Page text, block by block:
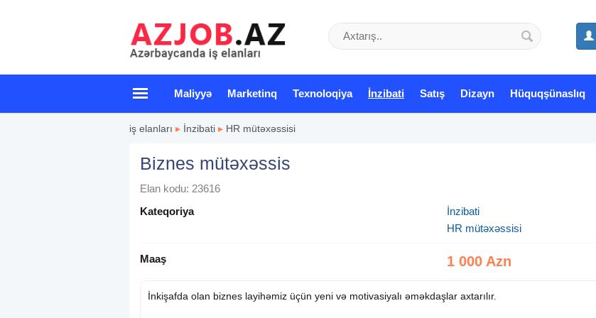
Maliyyə Marketinq Texnoloqiya İnzibati Satış Dizayn Hüquqşünaslıq
iş elanları ▸ İnzibati ▸ HR mütəxəssisi
Biznes mütəxəssis
Elan kodu: 23616
Kateqoriya
İnzibati
HR mütəxəssisi
Maaş 1 000 Azn
İnkişafda olan biznes layihəmiz üçün yeni və motivasiyalı əməkdaşlar axtarılır.